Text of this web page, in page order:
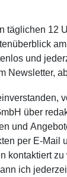
täglichen 12
und
Newsletter,
über
und
per E-Mail
kontaktiert
ich